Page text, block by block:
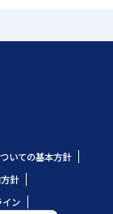
いての基本方針
針
イン